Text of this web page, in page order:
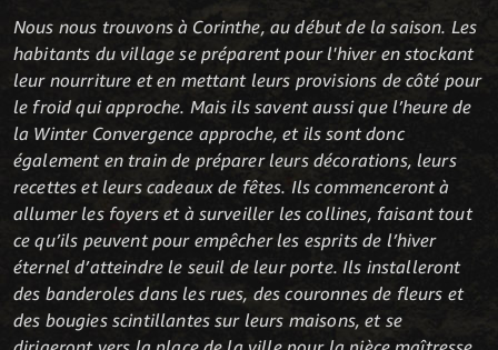
Nous nous trouvons à Corinthe, au début de la saison. Les
habitants du village se préparent pour l'hiver en stockant
leur nourriture et en mettant leurs provisions de côté pour
le froid qui approche. Mais ils savent aussi que l’heure de
la Winter Convergence approche, et ils sont donc
également en train de préparer leurs décorations, leurs
recettes et leurs cadeaux de fêtes. Ils commenceront à
allumer les foyers et à surveiller les collines, faisant tout
ce qu’ils peuvent pour empêcher les esprits de l’hiver
éternel d’atteindre le seuil de leur porte. Ils installeront
des banderoles dans les rues, des couronnes de fleurs et
des bougies scintillantes sur leurs maisons, et se